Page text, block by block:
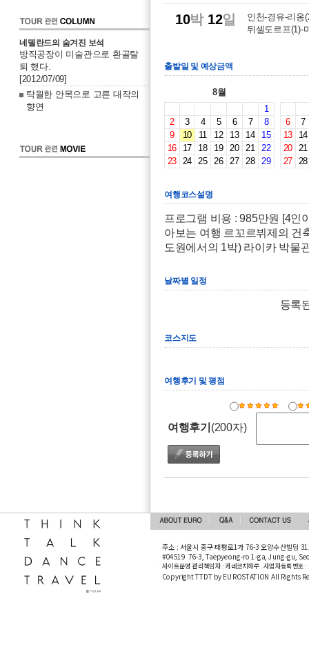
네델란드의 숨겨진 보석
방직공장이 미술관으로 환골탈
퇴 했다.
[2012/07/09]
탁월한 안목으로 고른 대작의
향연
10박 12일
인천-경유-리옹
뒤셀도르프(1)-
출발일 및 예상금액
8월
1
2
3 4 5 6 7
8
9
10 11 12 13 14
15
16
17 18 19 20 21
22
23 24 25 26 27 28 29
6
7
13
14
20 21
27 28
여행코스설명
프로그램 비용 : 985만원 [4인
아보는 여행 르꼬르뷔제의 건
도원에서의 1박) 라이카 박물
날짜별 일정
등록
코스지도
여행후기 및 평점
여행후기(200자)